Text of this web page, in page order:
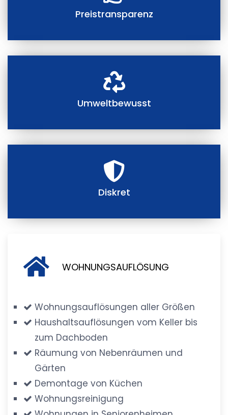
Preistransparenz
Umweltbewusst
Diskret
WOHNUNGSAUFLÖSUNG
Wohnungsauflösungen aller Größen
Haushaltsauflösungen vom Keller bis
zum Dachboden
Räumung von Nebenräumen und
Gärten
Demontage von Küchen
Wohnungsreinigung